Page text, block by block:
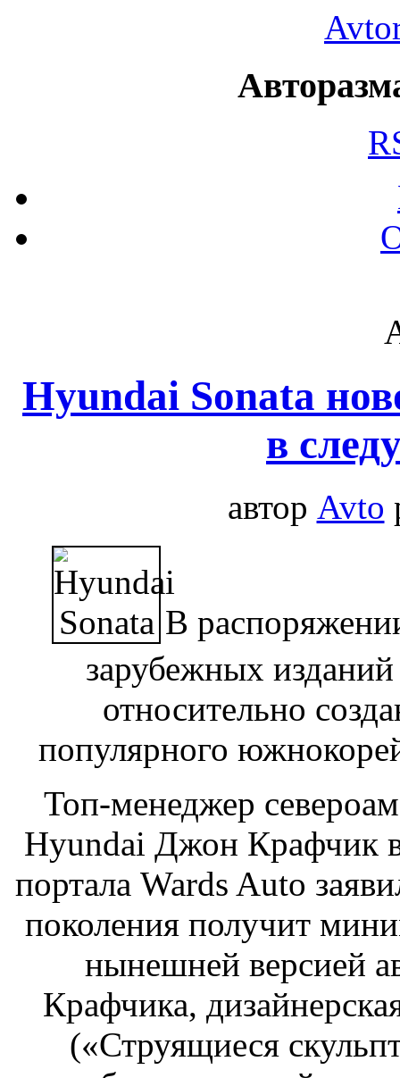
Hyundai Sonata
в
автор Avto
В
зарубежных
относительно
популярного
Топ-менеджер
Hyundai Джон Крафчик в
портала Wards Auto
поколения получит
нынешней версией
Крафчика,
(«Струящиеся